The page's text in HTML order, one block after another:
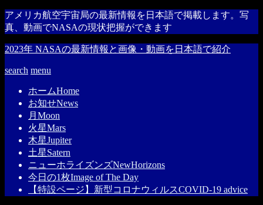
アメリカ航空宇宙局の最新情報を日本語で掲載します。写
真、動画でNASAの現状把握ができます
2023年 NASAの最新情報と画像・動画を日本語で紹介
search menu
ホームHome
お知せNews
月 Moon
火星Mars
木星Jupiter
土星Satern
ニューホライズンズNewHorizons
今日の1枚Image of The Day
【特設ページ】新型コロナウィルスCOVID-19 advice